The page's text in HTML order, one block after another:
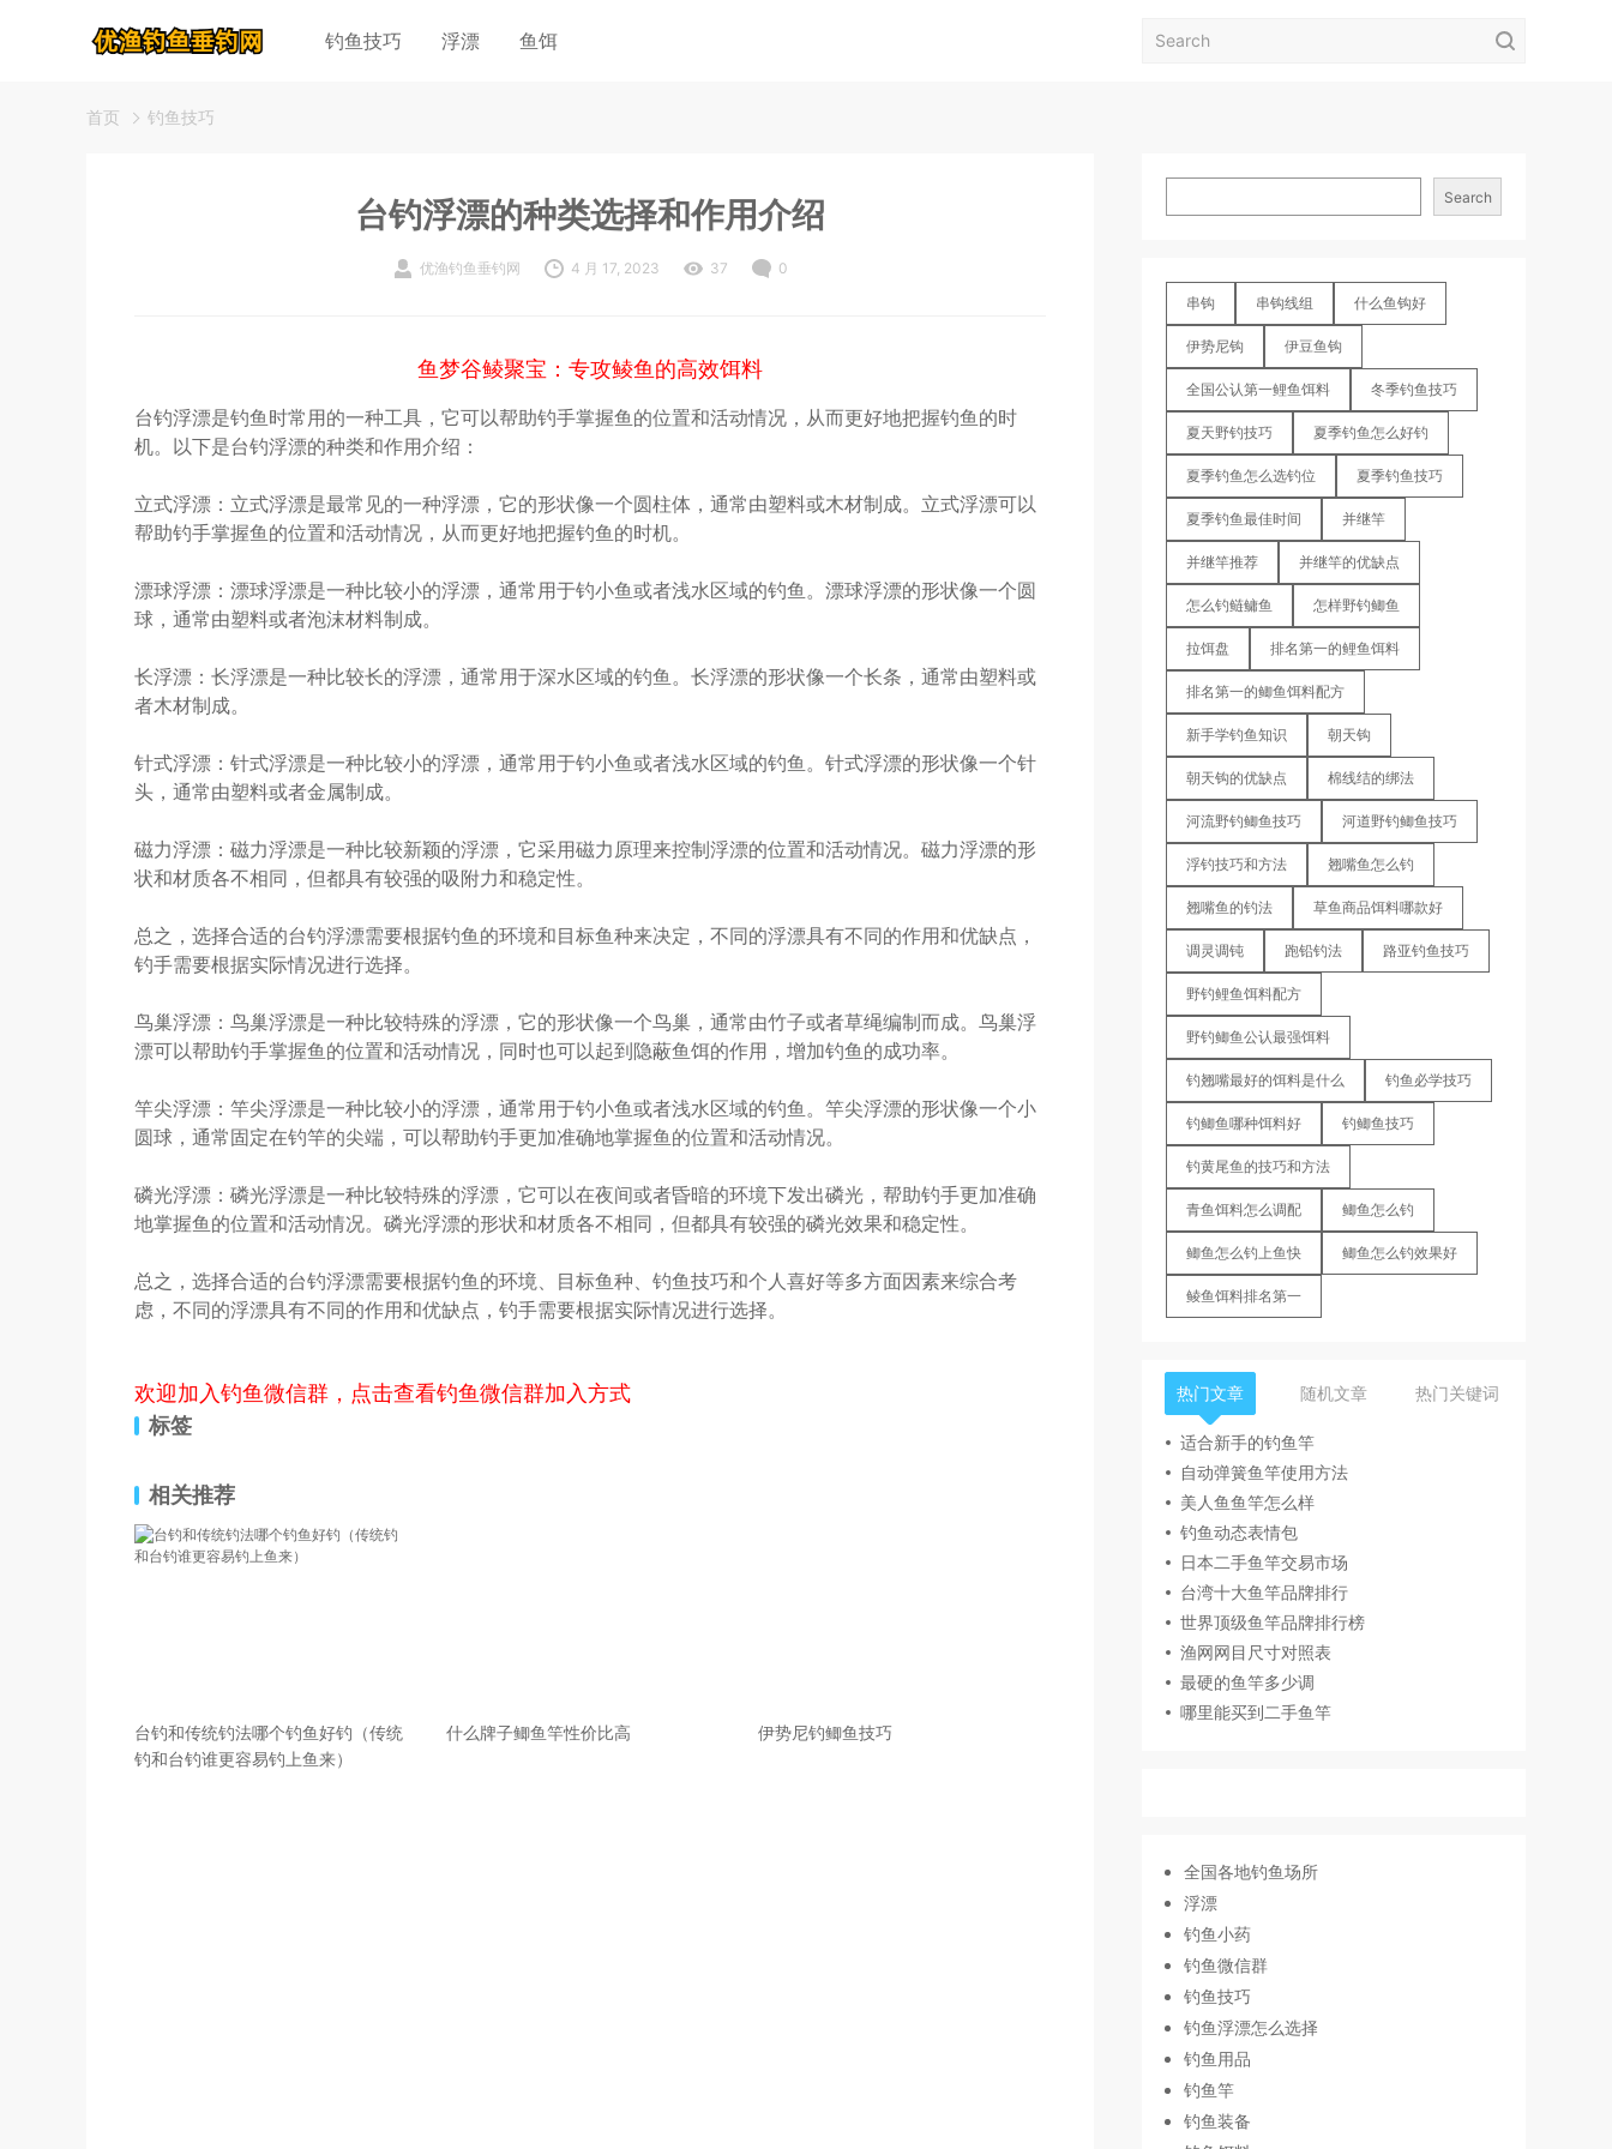
钓鱼技巧 浮漂 鱼饵
首页 钓鱼技巧
台钓浮漂的种类选择和作用介绍
优渔钓鱼垂钓网 4 月 17, 2023 37 0
鱼梦谷鲮聚宝：专攻鲮鱼的高效饵料
台钓浮漂是钓鱼时常用的一种工具，它可以帮助钓手掌握鱼的位置和活动情况，从而更好地把握钓鱼的时
机。以下是台钓浮漂的种类和作用介绍：
立式浮漂：立式浮漂是最常见的一种浮漂，它的形状像一个圆柱体，通常由塑料或木材制成。立式浮漂可以
帮助钓手掌握鱼的位置和活动情况，从而更好地把握钓鱼的时机。
漂球浮漂：漂球浮漂是一种比较小的浮漂，通常用于钓小鱼或者浅水区域的钓鱼。漂球浮漂的形状像一个圆
球，通常由塑料或者泡沫材料制成。
长浮漂：长浮漂是一种比较长的浮漂，通常用于深水区域的钓鱼。长浮漂的形状像一个长条，通常由塑料或
者木材制成。
针式浮漂：针式浮漂是一种比较小的浮漂，通常用于钓小鱼或者浅水区域的钓鱼。针式浮漂的形状像一个针
头，通常由塑料或者金属制成。
磁力浮漂：磁力浮漂是一种比较新颖的浮漂，它采用磁力原理来控制浮漂的位置和活动情况。磁力浮漂的形
状和材质各不相同，但都具有较强的吸附力和稳定性。
总之，选择合适的台钓浮漂需要根据钓鱼的环境和目标鱼种来决定，不同的浮漂具有不同的作用和优缺点，
钓手需要根据实际情况进行选择。
鸟巢浮漂：鸟巢浮漂是一种比较特殊的浮漂，它的形状像一个鸟巢，通常由竹子或者草绳编制而成。鸟巢浮
漂可以帮助钓手掌握鱼的位置和活动情况，同时也可以起到隐蔽鱼饵的作用，增加钓鱼的成功率。
竿尖浮漂：竿尖浮漂是一种比较小的浮漂，通常用于钓小鱼或者浅水区域的钓鱼。竿尖浮漂的形状像一个小
圆球，通常固定在钓竿的尖端，可以帮助钓手更加准确地掌握鱼的位置和活动情况。
磷光浮漂：磷光浮漂是一种比较特殊的浮漂，它可以在夜间或者昏暗的环境下发出磷光，帮助钓手更加准确
地掌握鱼的位置和活动情况。磷光浮漂的形状和材质各不相同，但都具有较强的磷光效果和稳定性。
总之，选择合适的台钓浮漂需要根据钓鱼的环境、目标鱼种、钓鱼技巧和个人喜好等多方面因素来综合考
虑，不同的浮漂具有不同的作用和优缺点，钓手需要根据实际情况进行选择。
欢迎加入钓鱼微信群，点击查看钓鱼微信群加入方式
标签
相关推荐
台钓和传统钓法哪个钓鱼好钓（传统
钓和台钓谁更容易钓上鱼来）
什么牌子鲫鱼竿性价比高 伊势尼钓鲫鱼技巧
Search
串钩 串钩线组 什么鱼钩好
伊势尼钩 伊豆鱼钩
全国公认第一鲤鱼饵料 冬季钓鱼技巧
夏天野钓技巧 夏季钓鱼怎么好钓
夏季钓鱼怎么选钓位 夏季钓鱼技巧
夏季钓鱼最佳时间 并继竿
并继竿推荐 并继竿的优缺点
怎么钓鲢鳙鱼 怎样野钓鲫鱼
拉饵盘 排名第一的鲤鱼饵料
排名第一的鲫鱼饵料配方
新手学钓鱼知识 朝天钩
朝天钩的优缺点 棉线结的绑法
河流野钓鲫鱼技巧 河道野钓鲫鱼技巧
浮钓技巧和方法 翘嘴鱼怎么钓
翘嘴鱼的钓法 草鱼商品饵料哪款好
调灵调钝 跑铅钓法 路亚钓鱼技巧
野钓鲤鱼饵料配方
野钓鲫鱼公认最强饵料
钓翘嘴最好的饵料是什么 钓鱼必学技巧
钓鲫鱼哪种饵料好 钓鲫鱼技巧
钓黄尾鱼的技巧和方法
青鱼饵料怎么调配 鲫鱼怎么钓
鲫鱼怎么钓上鱼快 鲫鱼怎么钓效果好
鲮鱼饵料排名第一
热门文章 随机文章 热门关键词
适合新手的钓鱼竿
自动弹簧鱼竿使用方法
美人鱼鱼竿怎么样
钓鱼动态表情包
日本二手鱼竿交易市场
台湾十大鱼竿品牌排行
世界顶级鱼竿品牌排行榜
渔网网目尺寸对照表
最硬的鱼竿多少调
哪里能买到二手鱼竿
全国各地钓鱼场所
浮漂
钓鱼小药
钓鱼微信群
钓鱼技巧
钓鱼浮漂怎么选择
钓鱼用品
钓鱼竿
钓鱼装备